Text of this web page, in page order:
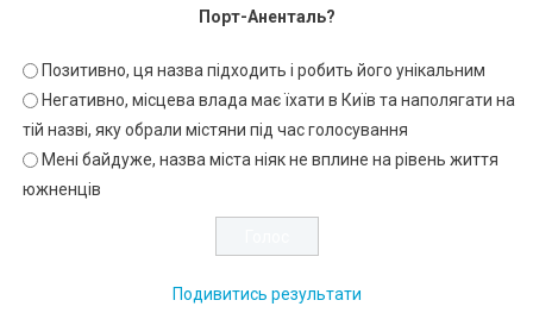
Порт-Аненталь?
Позитивно, ця назва підходить і робить його унікальним
Негативно, місцева влада має їхати в Київ та наполягати на
тій назві, яку обрали містяни під час голосування
Мені байдуже, назва міста ніяк не вплине на рівень життя
южненців
Подивитись результати